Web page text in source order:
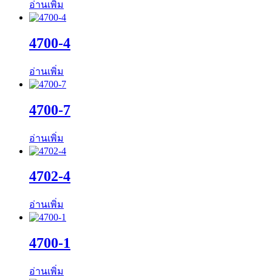
อ่านเพิ่ม
4700-4
อ่านเพิ่ม
4700-7
อ่านเพิ่ม
4702-4
อ่านเพิ่ม
4700-1
อ่านเพิ่ม